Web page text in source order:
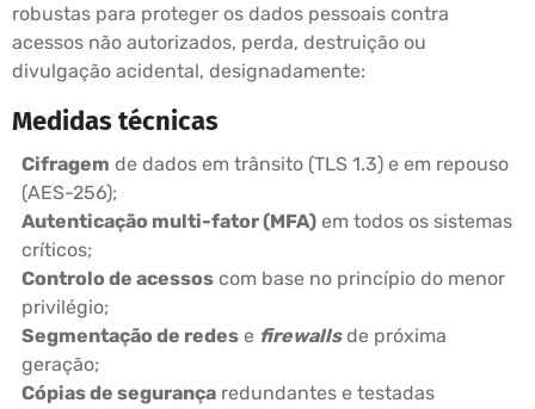
robustas para proteger os dados pessoais contra
acessos não autorizados, perda, destruição ou
divulgação acidental, designadamente:
Medidas técnicas
Cifragem de dados em trânsito (TLS 1.3) e em repouso
(AES-256);
Autenticação multi-fator (MFA) em todos os sistemas
críticos;
Controlo de acessos com base no princípio do menor
privilégio;
Segmentação de redes e firewallsde próxima
geração;
Cópias de segurança redundantes e testadas